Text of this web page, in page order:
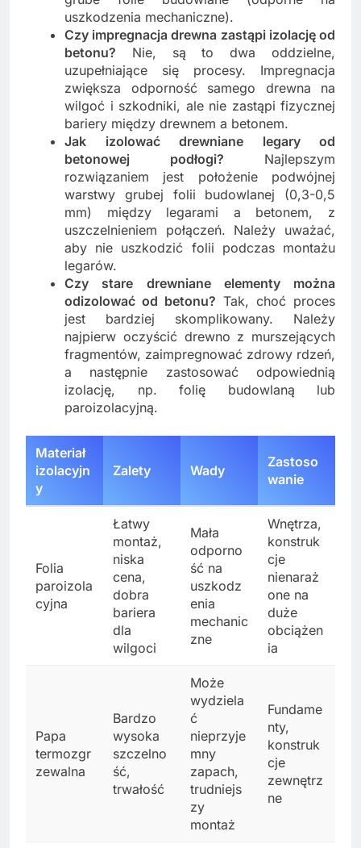
uszkodzenia mechaniczne).
Czy impregnacja drewna zastąpi izolację od
betonu? Nie, są to dwa oddzielne,
uzupełniające się procesy. Impregnacja
zwiększa odporność samego drewna na
wilgoć i szkodniki, ale nie zastąpi fizycznej
bariery między drewnem a betonem.
Jak izolować drewniane legary od
betonowej podłogi? Najlepszym
rozwiązaniem jest położenie podwójnej
warstwy grubej folii budowlanej (0,3-0,5
mm) między legarami a betonem, z
uszczelnieniem połączeń. Należy uważać,
aby nie uszkodzić folii podczas montażu
legarów.
Czy stare drewniane elementy można
odizolować od betonu? Tak, choć proces
jest bardziej skomplikowany. Należy
najpierw oczyścić drewno z murszejących
fragmentów, zaimpregnować zdrowy rdzeń,
a następnie zastosować odpowiednią
izolację, np. folię budowlaną lub
paroizolacyjną.
Materiał
izolacyjn
y
Zalety Wady
Zastoso
wanie
Folia
paroizola
cyjna
Łatwy
montaż,
niska
cena,
dobra
bariera
dla
wilgoci
Mała
odporno
ść na
uszkodz
enia
mechanic
zne
Wnętrza,
konstruk
cje
nienaraż
one na
duże
obciążen
ia
Papa
termozgr
zewalna
Bardzo
wysoka
szczelno
ść,
trwałość
Może
wydziela
ć
nieprzyje
mny
zapach,
trudniejs
zy
montaż
Fundame
nty,
konstruk
cje
zewnętrz
ne